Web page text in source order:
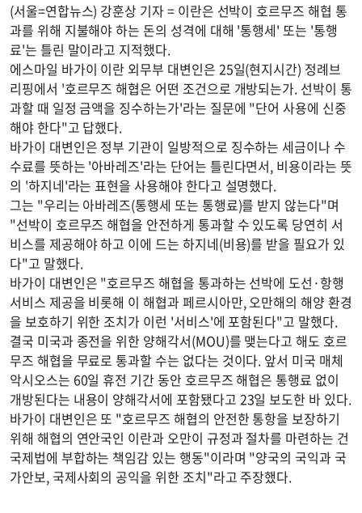
(서울=연합뉴스) 강훈상 기자 = 이란은 선박이 호르무즈 해협 통
과를 위해 지불해야 하는 돈의 성격에 대해 '통행세' 또는 '통행
료'는 틀린 말이라고 지적했다.
에스마일 바가이 이란 외무부 대변인은 25일(현지시간) 정례브
리핑에서 '호르무즈 해협은 어떤 조건으로 개방되는가. 선박이 통
과할 때 일정 금액을 징수하는가'라는 질문에 "단어 사용에 신중
해야 한다"고 답했다.
바가이 대변인은 정부 기관이 일방적으로 징수하는 세금이나 수
수료를 뜻하는 '아바레즈'라는 단어는 틀린다면서, 비용이라는 뜻
의 '하지네'라는 표현을 사용해야 한다고 설명했다.
그는 "우리는 아바레즈(통행세 또는 통행료)를 받지 않는다"며
"선박이 호르무즈 해협을 안전하게 통과할 수 있도록 당연히 서
비스를 제공해야 하고 이에 드는 하지네(비용)를 받을 필요가 있
다"고 말했다.
바가이 대변인은 "호르무즈 해협을 통과하는 선박에 도선·항행
서비스 제공을 비롯해 이 해협과 페르시아만, 오만해의 해양 환경
을 보호하기 위한 조치가 이런 '서비스'에 포함된다"고 말했다.
결국 미국과 종전을 위한 양해각서(MOU)를 맺는다고 해도 호르
무즈 해협을 무료로 통과할 수는 없다는 것이다. 앞서 미국 매체
악시오스는 60일 휴전 기간 동안 호르무즈 해협은 통행료 없이
개방된다는 내용이 양해각서에 포함됐다고 23일 보도한 바 있다.
바가이 대변인은 또 "호르무즈 해협의 안전한 통항을 보장하기
위해 해협의 연안국인 이란과 오만이 규정과 절차를 마련하는 건
국제법에 부합하는 책임감 있는 행동"이라며 "양국의 국익과 국
가안보, 국제사회의 공익을 위한 조치"라고 주장했다.